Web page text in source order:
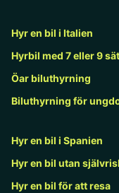
Hyr en bil i Italien
Hyrbil med 7 eller 9
Öar biluthyrning
Biluthyrning för
Hyr en bil i Spanien
Hyr en bil utan
Hyr en bil för att resa